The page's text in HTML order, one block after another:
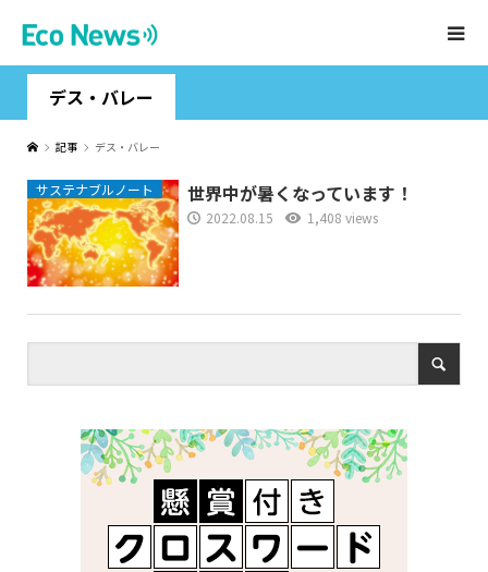
デス・バレー
記事 デス・バレー
サステナブルノート 世界中が暑くなっています！
2022.08.15 1,408 views